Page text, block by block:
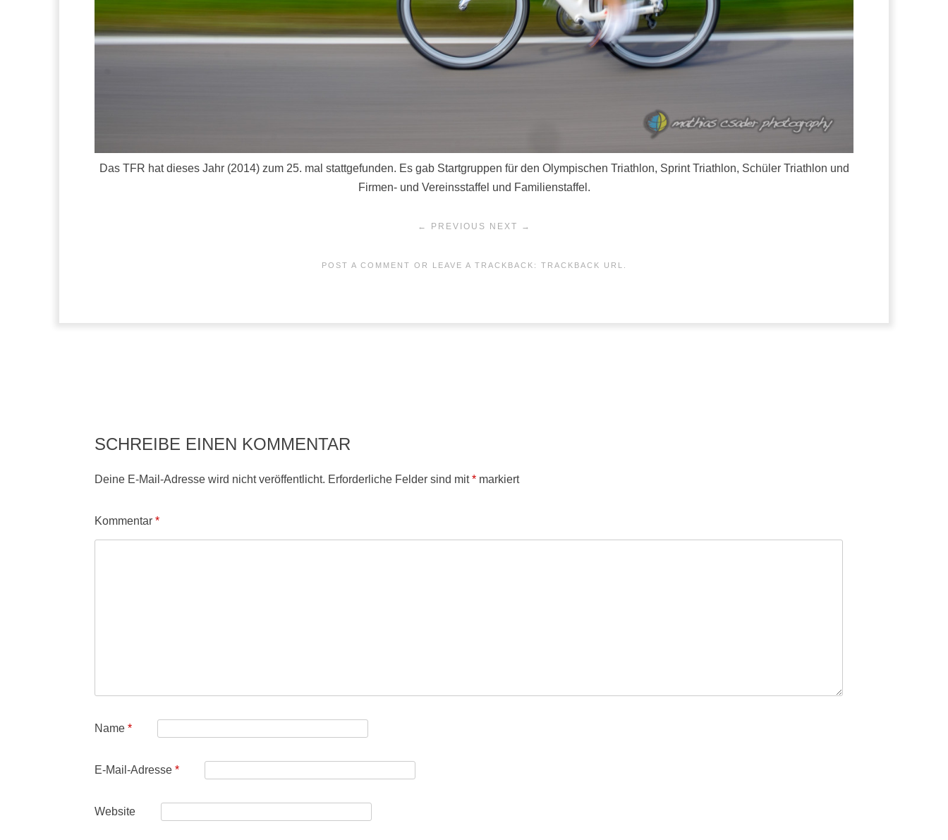
Das TFR hat dieses Jahr (2014) zum 25. mal stattgefunden. Es gab Startgruppen für den Olympischen Triathlon, Sprint Triathlon, Schüler Triathlon und
Firmen- und Vereinsstaffel und Familienstaffel.
← PREVIOUS NEXT →
POST A COMMENT OR LEAVE A TRACKBACK: TRACKBACK URL
SCHREIBE EINEN KOMMENTAR
Deine E-Mail-Adresse wird nicht veröffentlicht. Erforderliche Felder sind mit* markiert
Kommentar*
Name*
E-Mail-Adresse*
Website